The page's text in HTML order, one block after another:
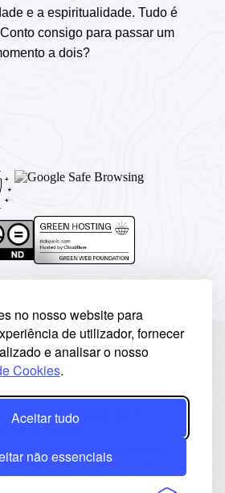
no nosso website para
de utilizador, fornecer
e analisar o nosso
Cookies.
Aceitar tudo
não essenciais
e a espiritualidade. Tudo é
consigo para passar um
a dois?
2004 - 2026 | Todos os direitos
. Crafted with care by
The Next Frontier To A
site têm carácter informativo
devem ser utilizadas como
médico sem antes